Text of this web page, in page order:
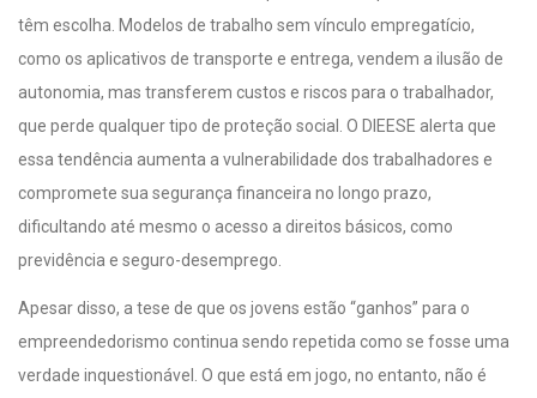
têm escolha. Modelos de trabalho sem vínculo empregatício,
como os aplicativos de transporte e entrega, vendem a ilusão de
autonomia, mas transferem custos e riscos para o trabalhador,
que perde qualquer tipo de proteção social. O DIEESE alerta que
essa tendência aumenta a vulnerabilidade dos trabalhadores e
compromete sua segurança financeira no longo prazo,
dificultando até mesmo o acesso a direitos básicos, como
previdência e seguro-desemprego.
Apesar disso, a tese de que os jovens estão “ganhos” para o
empreendedorismo continua sendo repetida como se fosse uma
verdade inquestionável. O que está em jogo, no entanto, não é